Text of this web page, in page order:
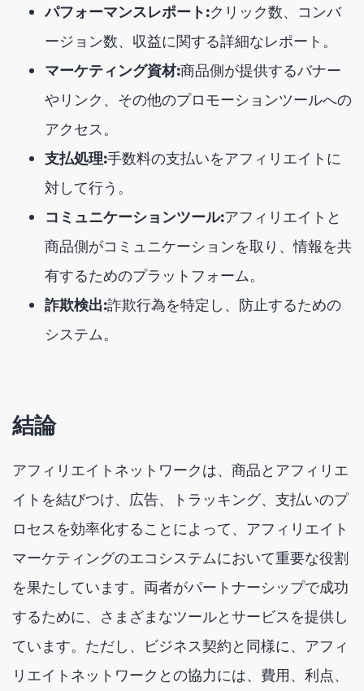
パフォーマンスレポート:クリック数、コンバ
ージョン数、収益に関する詳細なレポート。
マーケティング資材:商品側が提供するバナー
やリンク、その他のプロモーションツールへの
アクセス。
支払処理:手数料の支払いをアフィリエイトに
対して行う。
コミュニケーションツール:アフィリエイトと
商品側がコミュニケーションを取り、情報を共
有するためのプラットフォーム。
詐欺検出:詐欺行為を特定し、防止するための
システム。
結論
アフィリエイトネットワークは、商品とアフィリエ
イトを結びつけ、広告、トラッキング、支払いのプ
ロセスを効率化することによって、アフィリエイト
マーケティングのエコシステムにおいて重要な役割
を果たしています。両者がパートナーシップで成功
するために、さまざまなツールとサービスを提供し
ています。ただし、ビジネス契約と同様に、アフィ
リエイトネットワークとの協力には、費用、利点、